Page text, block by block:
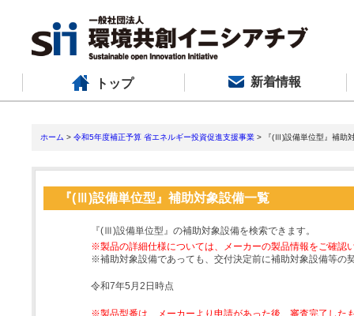
トップ 新着情報
ホーム > 令和5年度補正予算 省エネルギー投資促進支援事業 > 『(Ⅲ)設備単位型』補助
『(Ⅲ)設備単位型』補助対象設備一覧
『(Ⅲ)設備単位型』の補助対象設備を検索できます。
※製品の詳細仕様については、メーカーの製品情報をご確認
※補助対象設備であっても、交付決定前に補助対象設備等の
令和7年5月2日時点
※製品型番は、メーカーより申請があった後、審査完了した